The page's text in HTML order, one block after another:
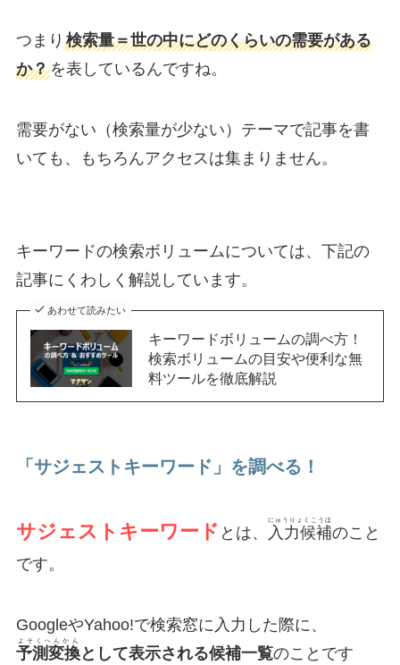
つまり 検索量＝世の中にどのくらいの需要がある
か？を表しているんですね。
需要がない（検索量が少ない）テーマで記事を書
いても、もちろんアクセスは集まりません。
キーワードの検索ボリュームについては、下記の
記事にくわしく解説しています。
あわせて読みたい
キーワードボリュームの調べ方！
検索ボリュームの目安や便利な無
料ツールを徹底解説
「サジェストキーワード」を調べる！
サジェストキーワード とは、 入力候補
にゅうりょくこうほ
のこと
です。
GoogleやYahoo!で検索窓に入力した際に、
予測変換
よそくへんかん
として表示される候補一覧のことです